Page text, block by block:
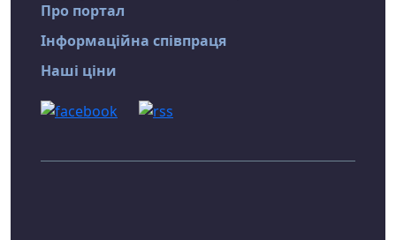
Про портал
Інформаційна співпраця
Наші ціни